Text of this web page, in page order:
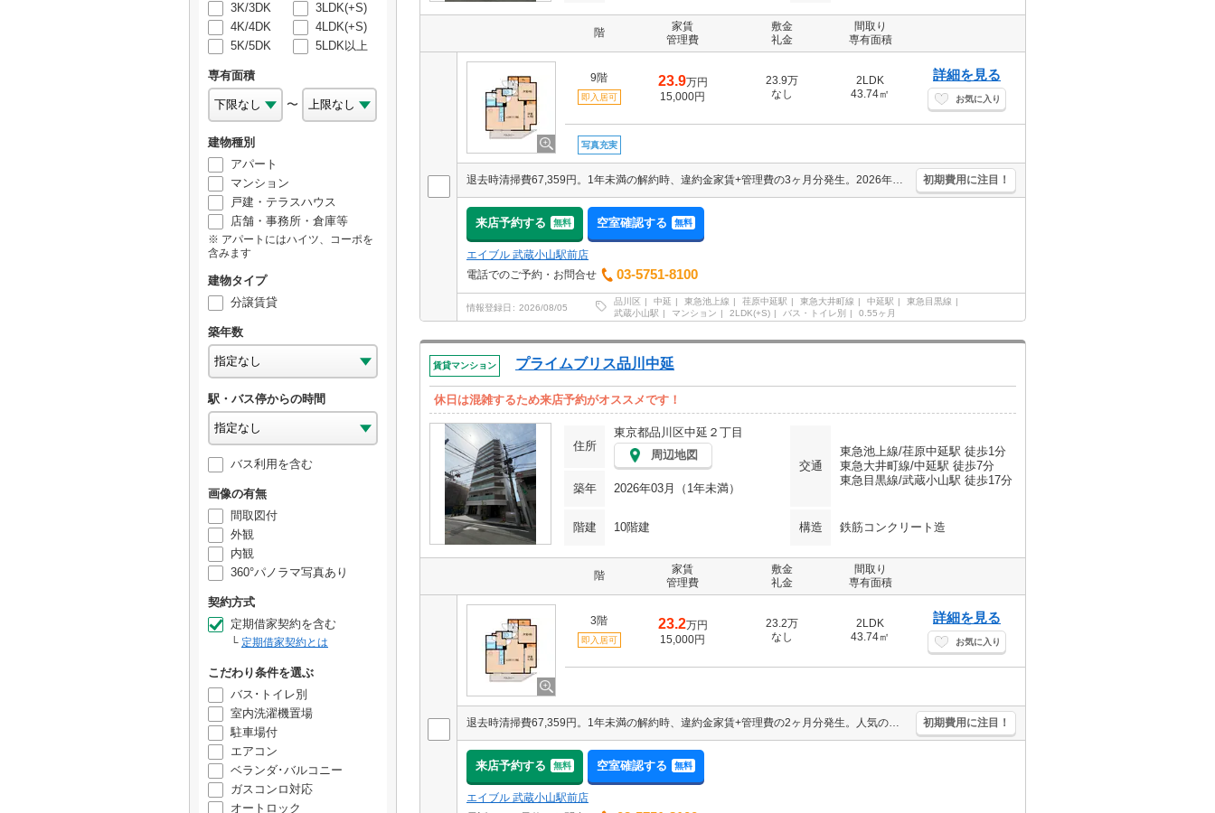
3K/3DK
3LDK(+S)
4K/4DK
4LDK(+S)
5K/5DK
5LDK以上
専有面積
〜
建物種別
アパート
マンション
戸建・テラスハウス
店舗・事務所・倉庫等
アパートにはハイツ、コーポを
含みます
建物タイプ
分譲賃貸
築年数
駅・バス停からの時間
バス利用を含む
画像の有無
間取図付
外観
内観
360°パノラマ写真あり
契約方式
定期借家契約を含む
定期借家契約とは
こだわり条件を選ぶ
バス･トイレ別
室内洗濯機置場
駐車場付
エアコン
ベランダ･バルコニー
ガスコンロ対応
オートロック
階
家賃
管理費
敷金
礼金
間取り
専有面積
9階
即入居可
23.9万円
15,000円
23.9万
なし
2LDK
43.74㎡
詳細を見る
お気に入り
写真充実
退去時清掃費67,359円。1年未満の解約時、違約金家賃+管理費の3ヶ月分発生。2026年4月末までにご契約の方、2ヶ月家賃フリーレント。人気の新築。駅近。 初期費用に注目！
来店予約する 無料 空室確認する 無料
エイブル 武蔵小山駅前店
電話でのご予約・お問合せ
03-5751-8100
情報登録日 2026/08/05
品川区 中延 東急池上線 荏原中延駅 東急大井町線 中延駅
東急目黒線
武蔵小山駅
マンション 2LDK(+S) バス・トイレ別 0.55ヶ月
賃貸マンション プライムブリス品川中延
休日は混雑するため来店予約がオススメです！
住所
東京都品川区中延２丁目
周辺地図
交通
東急池上線/荏原中延駅 徒歩1分
東急大井町線/中延駅 徒歩7分
東急目黒線/武蔵小山駅 徒歩17分
築年 2026年03月（1年未満）
階建 10階建 構造 鉄筋コンクリート造
階
家賃
管理費
敷金
礼金
間取り
専有面積
3階
即入居可
23.2万円
15,000円
23.2万
なし
2LDK
43.74㎡
詳細を見る
お気に入り
退去時清掃費67,359円。1年未満の解約時、違約金家賃+管理費の2ヶ月分発生。人気の新築。駅近。2026年4月末までにご契約の方、1ヶ月家賃フリーレント。 初期費用に注目！
来店予約する 無料 空室確認する 無料
エイブル 武蔵小山駅前店